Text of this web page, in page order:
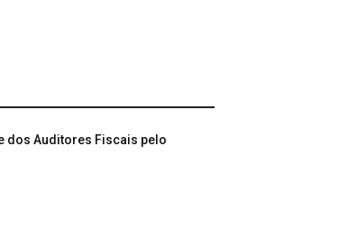
dos Auditores Fiscais pelo